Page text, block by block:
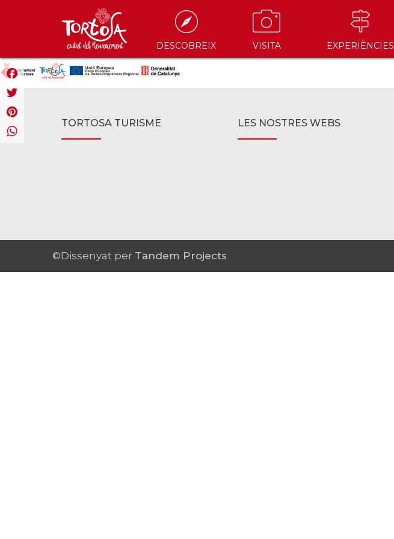
DESCOBREIX VISITA EXPERIÈNCIES
TORTOSA TURISME LES NOSTRES WEBS
©Dissenyat per Tandem Projects
Facebook
Twitter
Pinterest